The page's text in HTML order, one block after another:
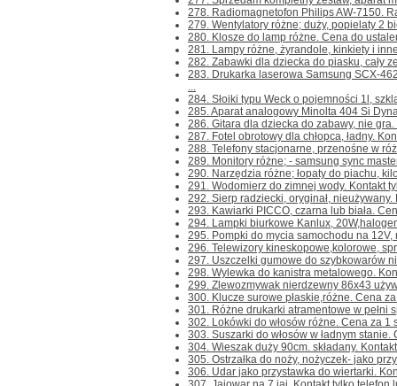
278. Radiomagnetofon Philips AW-7150.
279. Wentylatory różne; duży, popielaty 2
280. Klosze do lamp różne. Cena do
281. Lampy różne, żyrandole, kinkiety i
282. Zabawki dla dziecka do piasku, cały
283. Drukarka laserowa Samsung SCX-
...
284. Słoiki typu Weck o pojemności 1l,
285. Aparat analogowy Minolta 404 Si
286. Gitara dla dziecka do zabawy, nie
287. Fotel obrotowy dla chłopca, ładny.
288. Telefony stacjonarne, przenośne w
289. Monitory różne; - samsung sync
290. Narzędzia różne; łopaty do piachu,
291. Wodomierz do zimnej wody. Kontakt
292. Sierp radziecki, oryginał, nieużywany.
293. Kawiarki PICCO, czarna lub biała.
294. Lampki biurkowe Kanlux,
295. Pompki do mycia samochodu na 12V,
296. Telewizory kineskopowe,kolorowe,
297. Uszczelki gumowe do szybkowarów
298. Wylewka do kanistra metalowego.
299. Zlewozmywak nierdzewny 86x43
300. Klucze surowe płaskie,różne. Cena
301. Różne drukarki atramentowe w pełni
302. Lokówki do włosów różne. Cena za 1
303. Suszarki do włosów w ładnym
304. Wieszak duży 90cm. składany.
305. Ostrzałka do noży, nożyczek- jako
306. Udar jako przystawka do wiertarki.